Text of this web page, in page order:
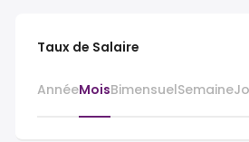
Taux de Salaire
AnnéeMoisBimensuelSemaine